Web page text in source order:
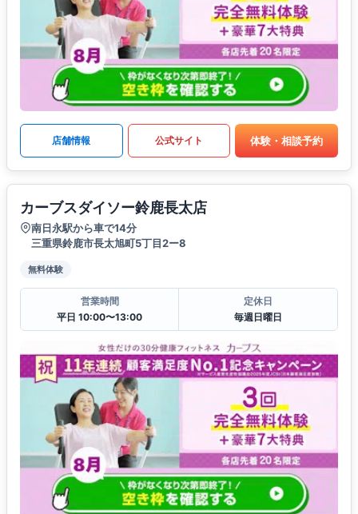
店舗情報 公式サイト 体験・相談予約
カーブスダイソー鈴鹿長太店
南日永駅から車で14分
三重県鈴鹿市長太旭町5丁目2ー8
無料体験
営業時間
平日 10:00〜13:00
定休日
毎週日曜日